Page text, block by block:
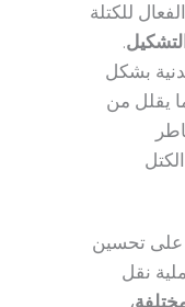
للكتلة
.
بشكل
يقلل من
على تحسين
نقل
،